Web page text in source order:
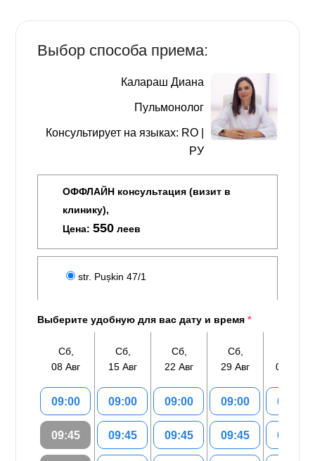
Выбор способа приема:
ОФФЛАЙН консультация (визит в
клинику),
Цена: 550леев
str. Pușkin 47/1
Калараш Диана
Пульмонолог
Консультирует на языках: RO |
РУ
Выберите удобную для вас дату и время *
Сб,
08 Авг
09:00
09:45
Сб,
15 Авг
09:00
09:45
Сб,
22 Авг
09:00
09:45
Сб,
29 Авг
09:00
09:45
05 Сен
09:00
09:45